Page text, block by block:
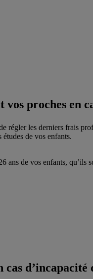
vos proches en
régler les derniers frais
de vos enfants.
ans de vos enfants, qu’ils
cas